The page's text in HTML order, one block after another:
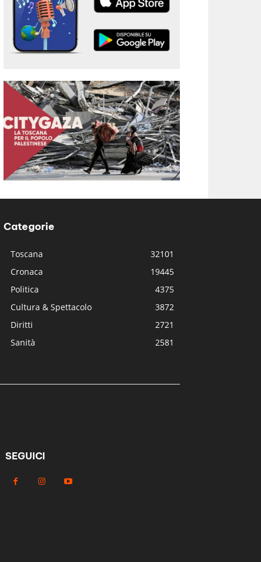
Categorie
Toscana
32101
Cronaca
19445
Politica
4375
Cultura & Spettacolo
3872
Diritti
2721
Sanità
2581
SEGUICI